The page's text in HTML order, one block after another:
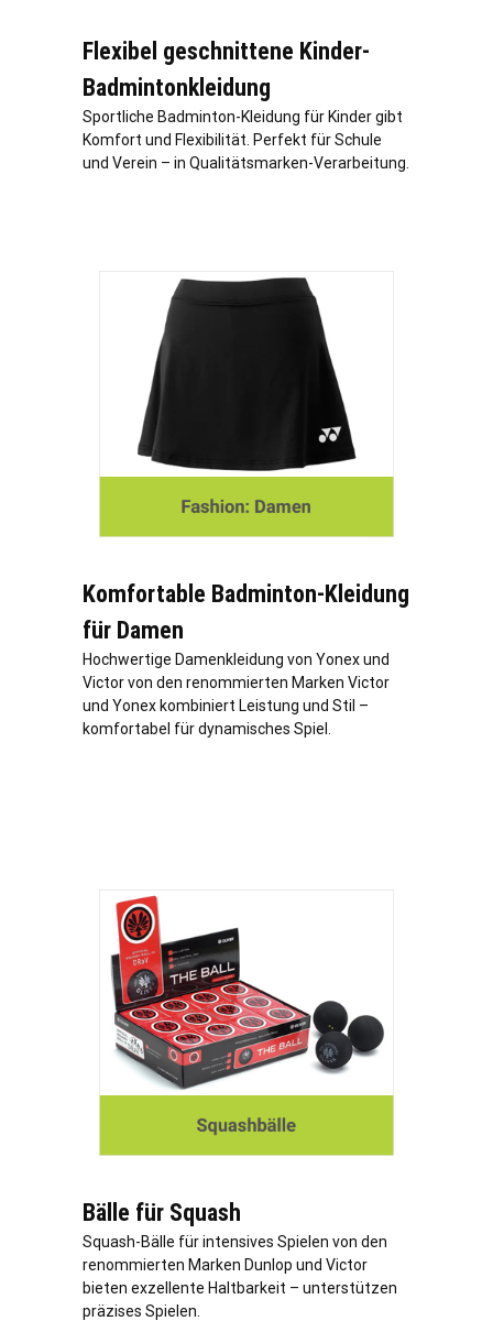
Flexibel geschnittene Kinder-
Badmintonkleidung
Sportliche Badminton-Kleidung für Kinder gibt
Komfort und Flexibilität. Perfekt für Schule
und Verein – in Qualitätsmarken-Verarbeitung.
Komfortable Badminton-Kleidung
für Damen
Hochwertige Damenkleidung von Yonex und
Victor von den renommierten Marken Victor
und Yonex kombiniert Leistung und Stil –
komfortabel für dynamisches Spiel.
Bälle für Squash
Squash-Bälle für intensives Spielen von den
renommierten Marken Dunlop und Victor
bieten exzellente Haltbarkeit – unterstützen
präzises Spielen.